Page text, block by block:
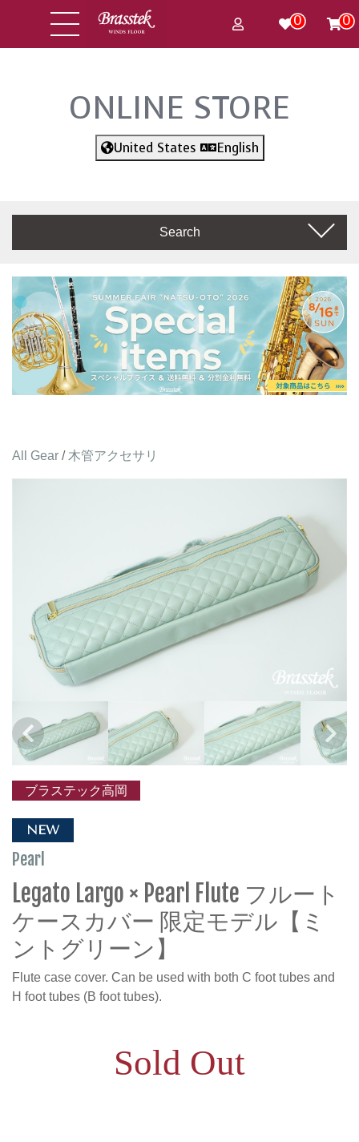
0 0
ONLINE STORE
United States English
Search
All Gear / 木管アクセサリ
ブラステック高岡
NEW
Pearl
Legato Largo × Pearl Flute フルート
ケースカバー 限定モデル【ミ
ントグリーン】
Flute case cover. Can be used with both C foot tubes and
H foot tubes (B foot tubes).
Sold Out